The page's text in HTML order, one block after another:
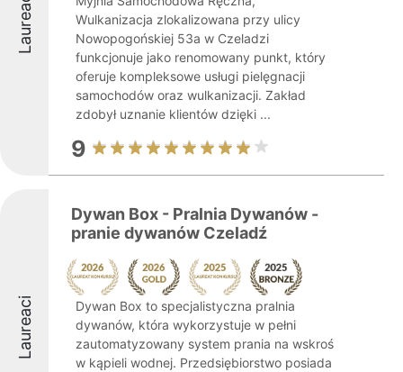
Laureaci
Wulkanizacja zlokalizowana przy ulicy
Nowopogońskiej 53a w Czeladzi
funkcjonuje jako renomowany punkt, który
oferuje kompleksowe usługi pielęgnacji
samochodów oraz wulkanizacji. Zakład
zdobył uznanie klientów dzięki ...
9
Laureaci
Dywan Box - Pralnia Dywanów -
pranie dywanów Czeladź
Dywan Box to specjalistyczna pralnia
dywanów, która wykorzystuje w pełni
zautomatyzowany system prania na wskroś
w kąpieli wodnej. Przedsiębiorstwo posiada